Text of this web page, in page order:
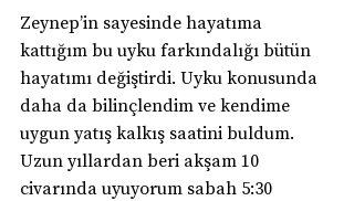
Zeynep’in sayesinde hayatıma
kattığım bu uyku farkındalığı bütün
hayatımı değiştirdi. Uyku konusunda
daha da bilinçlendim ve kendime
uygun yatış kalkış saatini buldum.
Uzun yıllardan beri akşam 10
civarında uyuyorum sabah 5:30